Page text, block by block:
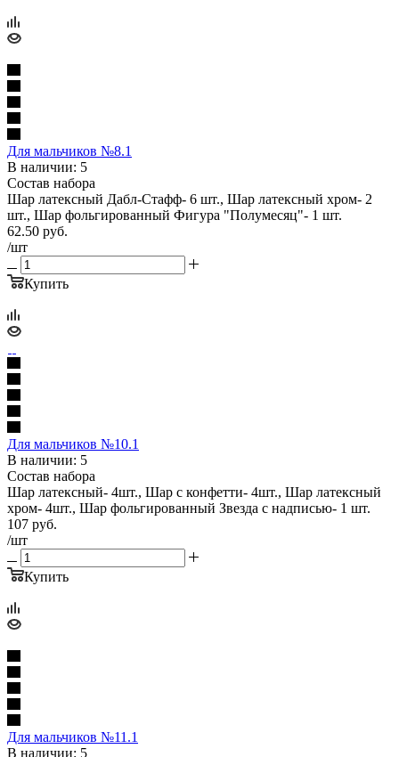
Для мальчиков №8.1
В наличии: 5
Состав набора
Шар латексный Дабл-Стафф- 6 шт., Шар латексный хром- 2
шт., Шар фольгированный Фигура "Полумесяц"- 1 шт.
62.50 руб.
/шт
Купить
Для мальчиков №10.1
В наличии: 5
Состав набора
Шар латексный- 4шт., Шар с конфетти- 4шт., Шар латексный
хром- 4шт., Шар фольгированный Звезда с надписью- 1 шт.
107 руб.
/шт
Купить
Для мальчиков №11.1
В наличии: 5